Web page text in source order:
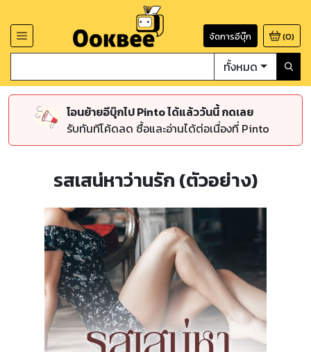
จัดการอีบุ๊ก (0)
ทั้งหมด
โอนย้ายอีบุ๊กไป Pinto ได้แล้ววันนี้ กดเลย
รับทันทีโค้ดลด ซื้อและอ่านได้ต่อเนื่องที่ Pinto
รสเสน่หาว่านรัก (ตัวอย่าง)